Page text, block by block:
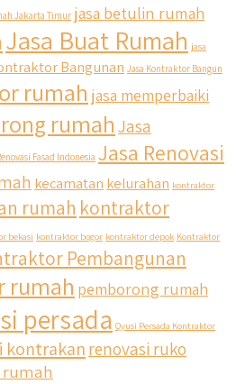
Jakarta Timur jasa betulin rumah
Jasa Buat Rumah jasa
Bangunan Jasa Kontraktor Bangun
rumah jasa memperbaiki
rumahJasa
Fasad Indonesia Jasa Renovasi
kecamatan kelurahan kontraktor
rumah kontraktor
bekasi kontraktor bogor kontraktor depok Kontraktor
Pembangunan
rumah pemborong rumah
persada Qyusi Persada Kontraktor
kontrakanrenovasi ruko